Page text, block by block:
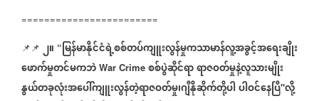
========================
📌📌 ၂။ “မြန်မာနိုင်ငံရဲ့စစ်တပ်ကျူးလွန်မှုကသာမာန်လူ့အခွင့်အရေးချိုး
ဖောက်မှုတင်မကဘဲ War Crime စစ်ပွဲဆိုင်ရာရာဇဝတ်မှုနဲ့လူသားမျိုး
နွယ်တခုလုံးအပေါ်ကျူးလွန်တဲ့ရာဇဝတ်မှု၊ဂျီနိုဆိုက်တို့ပါပါဝင်နေပြီ"လို့